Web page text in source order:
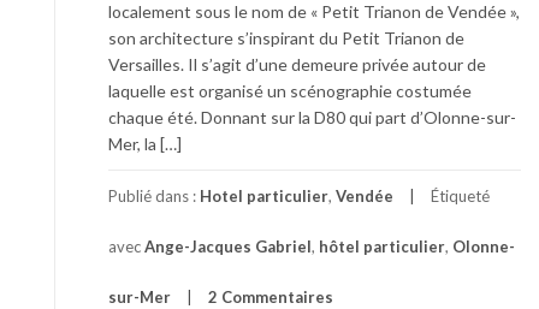
localement sous le nom de « Petit Trianon de Vendée »,
son architecture s’inspirant du Petit Trianon de
Versailles. Il s’agit d’une demeure privée autour de
laquelle est organisé un scénographie costumée
chaque été. Donnant sur la D80 qui part d’Olonne-sur-
Mer, la […]
Publié dans : Hotel particulier, Vendée Étiqueté
avecAnge-Jacques Gabriel, hôtel particulier, Olonne-
sur-Mer 2 Commentaires